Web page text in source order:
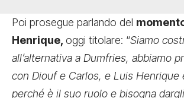
Poi prosegue parlando del
Henrique, oggi titolare: “Siamo
all’alternativa a Dumfries, abbiamo
con Diouf e Carlos, e Luis Henrique
perché è il suo ruolo e bisogna